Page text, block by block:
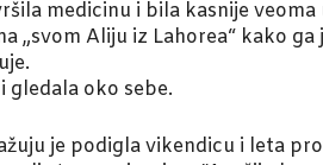
medicinu i bila kasnije
„svom Aliju iz Lahorea“ kako
gledala oko sebe.
je podigla vikendicu i leta